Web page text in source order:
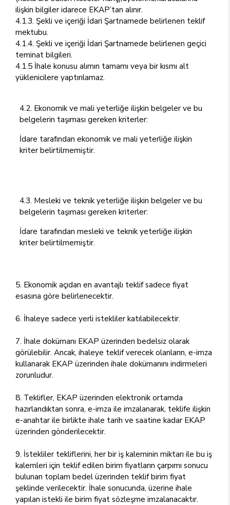
ilişkin bilgiler idarece EKAP’tan alınır.
4.1.3. Şekli ve içeriği İdari Şartnamede belirlenen teklif
mektubu.
4.1.4. Şekli ve içeriği İdari Şartnamede belirlenen geçici
teminat bilgileri.
4.1.5 İhale konusu alımın tamamı veya bir kısmı alt
yüklenicilere yaptırılamaz.
4.2. Ekonomik ve mali yeterliğe ilişkin belgeler ve bu
belgelerin taşıması gereken kriterler:
İdare tarafından ekonomik ve mali yeterliğe ilişkin
kriter belirtilmemiştir.
4.3. Mesleki ve teknik yeterliğe ilişkin belgeler ve bu
belgelerin taşıması gereken kriterler:
İdare tarafından mesleki ve teknik yeterliğe ilişkin
kriter belirtilmemiştir.
5. Ekonomik açıdan en avantajlı teklif sadece fiyat
esasına göre belirlenecektir.
6. İhaleye sadece yerli istekliler katılabilecektir.
7. İhale dokümanı EKAP üzerinden bedelsiz olarak
görülebilir. Ancak, ihaleye teklif verecek olanların, e-imza
kullanarak EKAP üzerinden ihale dokümanını indirmeleri
zorunludur.
8. Teklifler, EKAP üzerinden elektronik ortamda
hazırlandıktan sonra, e-imza ile imzalanarak, teklife ilişkin
e-anahtar ile birlikte ihale tarih ve saatine kadar EKAP
üzerinden gönderilecektir.
9. İstekliler tekliflerini, her bir iş kaleminin miktarı ile bu iş
kalemleri için teklif edilen birim fiyatların çarpımı sonucu
bulunan toplam bedel üzerinden teklif birim fiyat
şeklinde verilecektir. İhale sonucunda, üzerine ihale
yapılan istekli ile birim fiyat sözleşme imzalanacaktır.